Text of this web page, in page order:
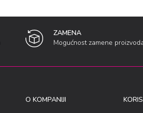
ZAMENA
Mogućnost zamene
O KOMPANIJI